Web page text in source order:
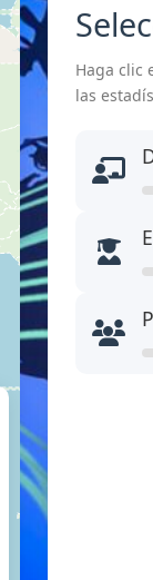
Haga clic
las